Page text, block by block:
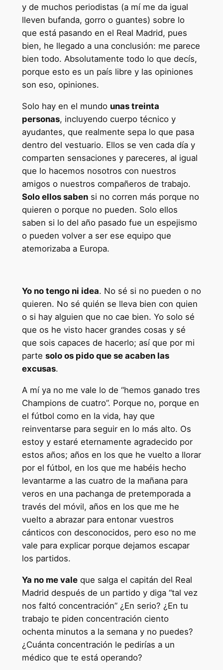
y de muchos periodistas (a mí me da igual
lleven bufanda, gorro o guantes) sobre lo
que está pasando en el Real Madrid, pues
bien, he llegado a una conclusión: me parece
bien todo. Absolutamente todo lo que decís,
porque esto es un país libre y las opiniones
son eso, opiniones.
Solo hay en el mundo unas treinta
personas, incluyendo cuerpo técnico y
ayudantes, que realmente sepa lo que pasa
dentro del vestuario. Ellos se ven cada día y
comparten sensaciones y pareceres, al igual
que lo hacemos nosotros con nuestros
amigos o nuestros compañeros de trabajo.
Solo ellos sabensi no corren más porque no
quieren o porque no pueden. Solo ellos
saben si lo del año pasado fue un espejismo
o pueden volver a ser ese equipo que
atemorizaba a Europa.
Yo no tengo ni idea. No sé si no pueden o no
quieren. No sé quién se lleva bien con quien
o si hay alguien que no cae bien. Yo solo sé
que os he visto hacer grandes cosas y sé
que sois capaces de hacerlo; así que por mi
parte solo os pido que se acaben las
excusas.
A mí ya no me vale lo de “hemos ganado tres
Champions de cuatro”. Porque no, porque en
el fútbol como en la vida, hay que
reinventarse para seguir en lo más alto. Os
estoy y estaré eternamente agradecido por
estos años; años en los que he vuelto a llorar
por el fútbol, en los que me habéis hecho
levantarme a las cuatro de la mañana para
veros en una pachanga de pretemporada a
través del móvil, años en los que me he
vuelto a abrazar para entonar vuestros
cánticos con desconocidos, pero eso no me
vale para explicar porque dejamos escapar
los partidos.
Ya no me valeque salga el capitán del Real
Madrid después de un partido y diga “tal vez
nos faltó concentración” ¿En serio? ¿En tu
trabajo te piden concentración ciento
ochenta minutos a la semana y no puedes?
¿Cuánta concentración le pedirías a un
médico que te está operando?